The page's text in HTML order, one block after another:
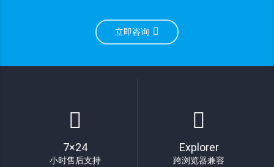
立即咨询
7×24
小时售后支持
Explorer
跨浏览器兼容